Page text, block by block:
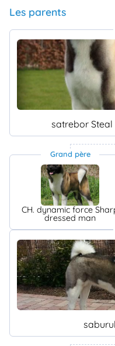
Les parents
satrebor
Grand père
CH. dynamic force
dressed man